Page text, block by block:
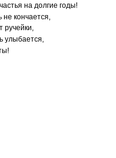
на долгие годы!
не кончается,
ручейки,
улыбается,